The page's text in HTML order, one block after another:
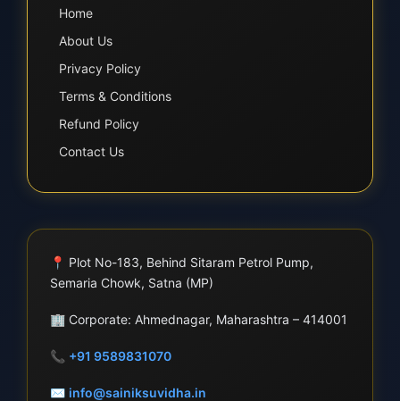
Home
About Us
Privacy Policy
Terms & Conditions
Refund Policy
Contact Us
📍 Plot No-183, Behind Sitaram Petrol Pump,
Semaria Chowk, Satna (MP)
🏢 Corporate: Ahmednagar, Maharashtra – 414001
📞 +91 9589831070
✉ info@sainiksuvidha.in